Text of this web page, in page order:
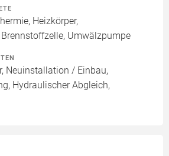
Heizkörper,
Umwälzpumpe
Neuinstallation / Einbau,
Hydraulischer Abgleich,